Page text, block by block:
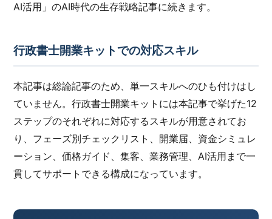
AI活用」のAI時代の生存戦略記事に続きます。
行政書士開業キットでの対応スキル
本記事は総論記事のため、単一スキルへのひも付けはし
ていません。行政書士開業キットには本記事で挙げた12
ステップのそれぞれに対応するスキルが用意されてお
り、フェーズ別チェックリスト、開業届、資金シミュレ
ーション、価格ガイド、集客、業務管理、AI活用まで一
貫してサポートできる構成になっています。